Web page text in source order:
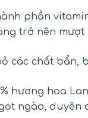
phần
trở nên mượt
các chất bẩn,
hương hoa
ngào, duyên